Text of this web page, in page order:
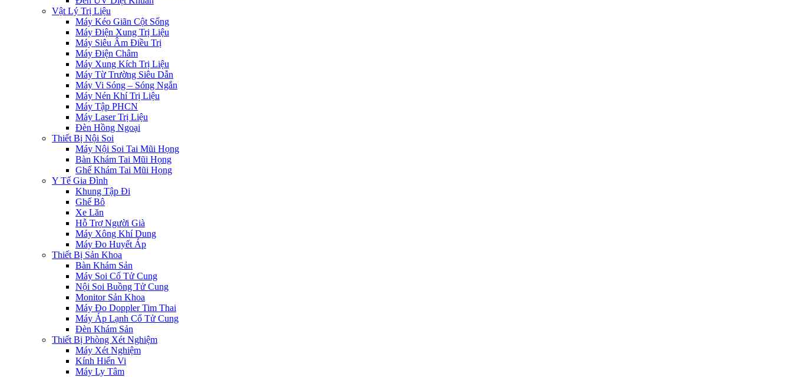
Vật Lý Trị Liệu
Máy Kéo Giãn Cột Sống
Máy Điện Xung Trị Liệu
Máy Siêu Âm Điều Trị
Máy Điện Châm
Máy Xung Kích Trị Liệu
Máy Từ Trường Siêu Dẫn
Máy Vi Sóng – Sóng Ngắn
Máy Nén Khí Trị Liệu
Máy Tập PHCN
Máy Laser Trị Liệu
Đèn Hồng Ngoại
Thiết Bị Nội Soi
Máy Nội Soi Tai Mũi Họng
Bàn Khám Tai Mũi Họng
Ghế Khám Tai Mũi Họng
Y Tế Gia Đình
Khung Tập Đi
Ghế Bô
Xe Lăn
Hỗ Trợ Người Già
Máy Xông Khí Dung
Máy Đo Huyết Áp
Thiết Bị Sản Khoa
Bàn Khám Sản
Máy Soi Cổ Tử Cung
Nội Soi Buồng Tử Cung
Monitor Sản Khoa
Máy Đo Doppler Tim Thai
Máy Áp Lạnh Cổ Tử Cung
Đèn Khám Sản
Thiết Bị Phòng Xét Nghiệm
Máy Xét Nghiệm
Kính Hiển Vi
Máy Ly Tâm